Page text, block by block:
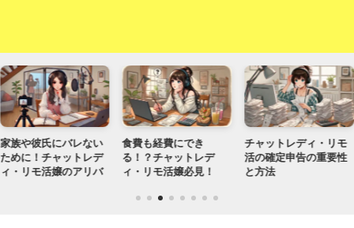
家族や彼氏にバレない
ために！チャットレデ
ィ・リモ活嬢のアリバ
食費も経費にでき
る！？チャットレデ
ィ・リモ活嬢必見！
チャットレディ・リモ
活の確定申告の重要性
と方法